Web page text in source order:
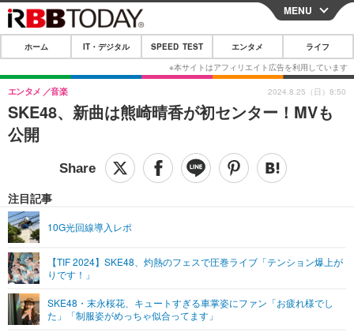
CLOSE
ホーム
IT・デジタル
IT・デジタルTOP スマートフォン
ショッピング その他
SPEED TEST
エンタメTOP 映画・ドラマ
グラビア
ショッピング その他
ライフTOP
その他
リリース一覧
プッシュ通知の停止方法
MENU
ホーム IT・デジタル SPEED TEST エンタメ ライフ
SKE48、新曲は熊崎晴香が初センター！MVも
公開
エンタメ 音楽
注目記事
10G光回線導入レポ
【TIF 2024】SKE48、灼熱のフェスで圧巻ライブ「テンション爆上が
りです！」
SKE48・末永桜花、キュートすぎる車掌姿にファン「お疲れ様でし
た」「制服姿がめっちゃ似合ってます」
2024.8.25（日）8:50